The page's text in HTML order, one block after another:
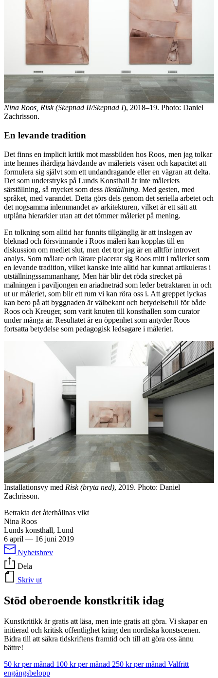
Nina Roos, Risk (Skepnad II/Skepnad I), 2018–19. Photo: Daniel
Zachrisson.
En levande tradition
Det finns en implicit kritik mot massbilden hos Roos, men jag tolkar
inte hennes ihärdiga hävdande av måleriets väsen och kapacitet att
formulera sig självt som ett undandragande eller en vägran att delta.
Det som understryks på Lunds Konsthall är inte måleriets
särställning, så mycket som dess likställning. Med gesten, med
språket, med varandet. Detta görs dels genom det seriella arbetet och
det nogsamma inlemmandet av arkitekturen, vilket är ett sätt att
utplåna hierarkier utan att det tömmer måleriet på mening.
En tolkning som alltid har funnits tillgänglig är att inslagen av
bleknad och försvinnande i Roos måleri kan kopplas till en
diskussion om mediet slut, men det tror jag är en alltför introvert
analys. Som målare och lärare placerar sig Roos mitt i måleriet som
en levande tradition, vilket kanske inte alltid har kunnat artikuleras i
utställningssammanhang. Men här blir det röda strecket på
målningen i paviljongen en ariadnetråd som leder betraktaren in och
ut ur måleriet, som blir ett rum vi kan röra oss i. Att greppet lyckas
kan bero på att byggnaden är välbekant och betydelsefull för både
Roos och Kreuger, som varit knuten till konsthallen som curator
under många år. Resultatet är en öppenhet som antyder Roos
fortsatta betydelse som pedagogisk ledsagare i måleriet.
Installationsvy med Risk (bryta ned), 2019. Photo: Daniel
Zachrisson.
Betrakta det återhållnas vikt
Nina Roos
Lunds konsthall, Lund
6 april — 16 juni 2019
Nyhetsbrev
Dela
Skriv ut
Stöd oberoende konstkritik idag
Kunstkritikk är gratis att läsa, men inte gratis att göra. Vi skapar en
initierad och kritisk offentlighet kring den nordiska konstscenen.
Bidra till att säkra tidskriftens framtid och till att göra oss ännu
bättre!
50 kr per månad 100 kr per månad 250 kr per månad Valfritt
engångsbelopp